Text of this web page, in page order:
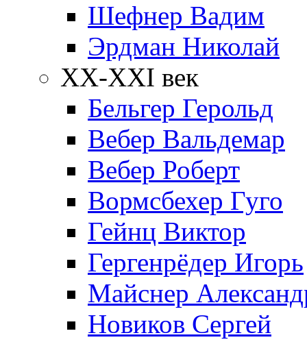
Шефнер Вадим
Эрдман Николай
ХХ-XXI век
Бельгер Герольд
Вебер Вальдемар
Вебер Роберт
Вормсбехер Гуго
Гейнц Виктор
Гергенрёдер Игорь
Майснер
Новиков Сергей